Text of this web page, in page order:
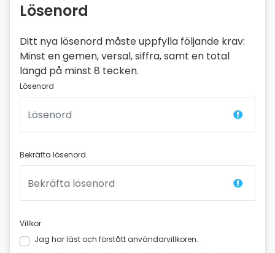
Lösenord
Ditt nya lösenord måste uppfylla följande krav:
Minst en gemen, versal, siffra, samt en total
längd på minst 8 tecken.
Lösenord
Bekräfta lösenord
Villkor
Jag har läst och förstått användarvillkoren.